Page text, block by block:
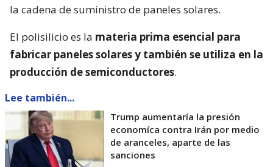
la cadena de suministro de paneles solares.
El polisilicio es la materia prima esencial para
fabricar paneles solares y también se utiliza en la
producción de semiconductores.
Lee también...
Trump aumentaría la presión
economíca contra Irán por medio
de aranceles, aparte de las
sanciones